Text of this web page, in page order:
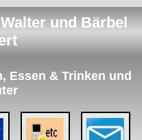
und Bärbel
Essen & Trinken und